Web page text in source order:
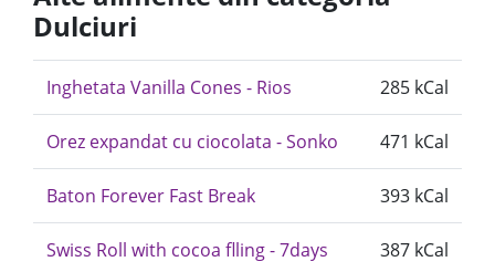
Dulciuri
Inghetata Vanilla Cones - Rios 285 kCal
Orez expandat cu ciocolata - Sonko 471 kCal
Baton Forever Fast Break 393 kCal
Swiss Roll with cocoa flling - 7days 387 kCal